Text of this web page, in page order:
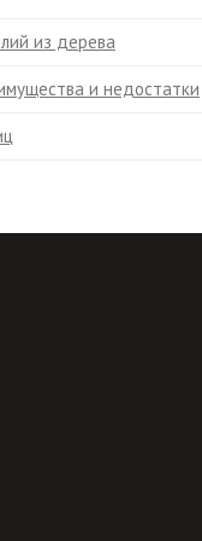
из дерева
и недостатки